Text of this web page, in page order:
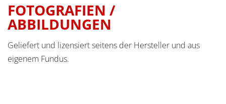
FOTOGRAFIEN /
ABBILDUNGEN
Geliefert und lizensiert seitens der Hersteller und aus
eigenem Fundus.